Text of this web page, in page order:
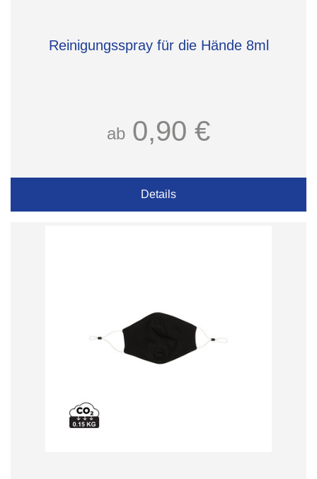
Reinigungsspray für die Hände 8ml
ab 0,90 €
Details